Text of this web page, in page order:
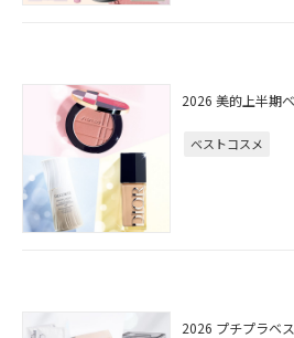
2026 美的上半期
ベストコスメ
2026 プチプラベ